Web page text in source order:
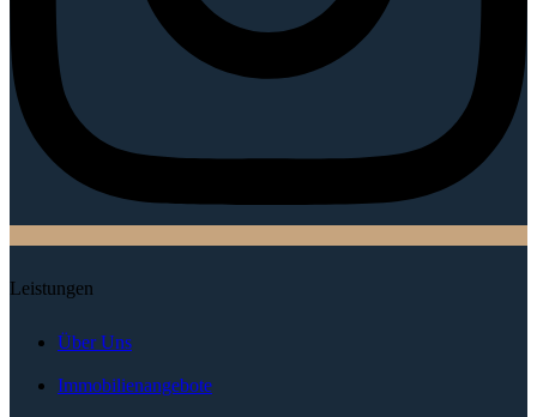
Leistungen
Über Uns
Immobilienangebote